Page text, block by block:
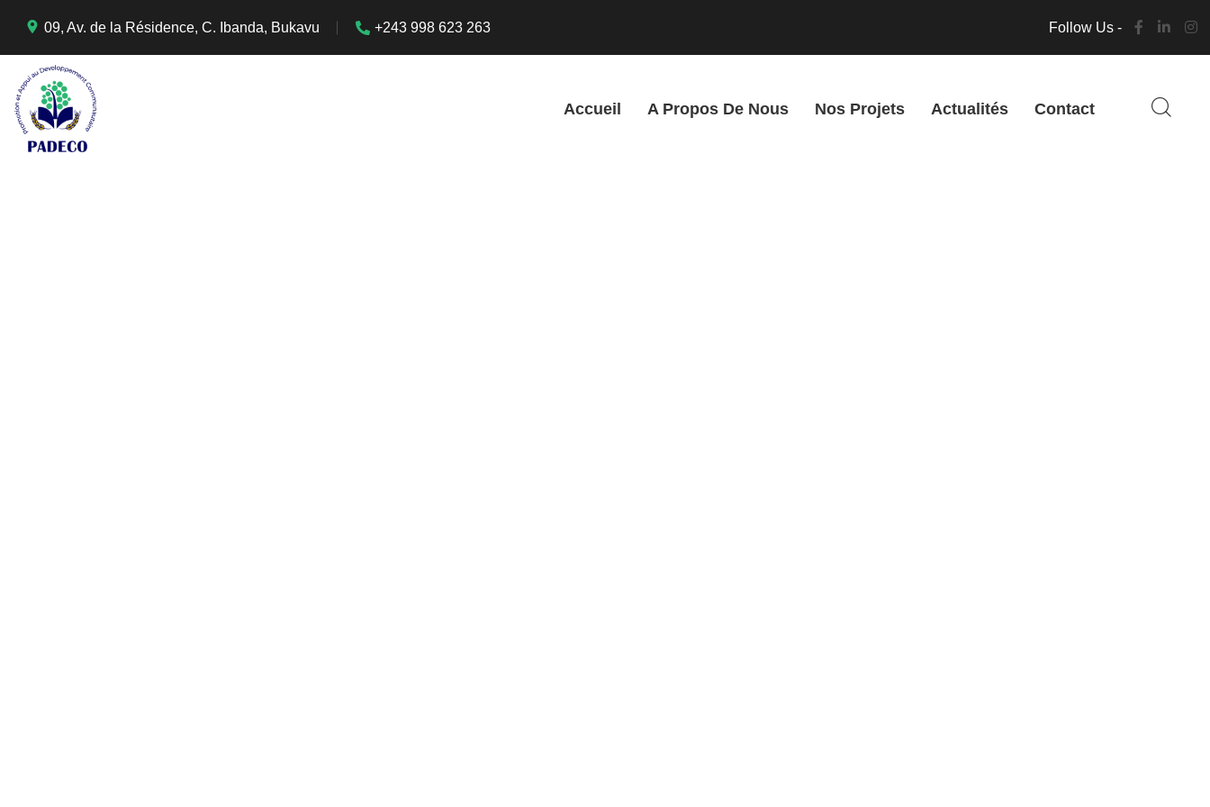
09, Av. de la Résidence, C. Ibanda, Bukavu +243 998 623 263 Follow Us -
Accueil A Propos De Nous Nos Projets Actualités Contact